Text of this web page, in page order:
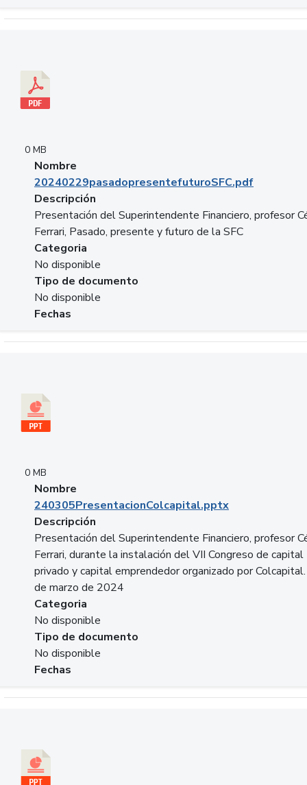
0 MB
Nombre
20240229pasadopresentefuturoSFC.pdf
Descripción
Presentación del Superintendente Financiero, profesor
Ferrari, Pasado, presente y futuro de la SFC
Categoria
No disponible
Tipo de documento
No disponible
Fechas
0 MB
Nombre
240305PresentacionColcapital.pptx
Descripción
Presentación del Superintendente Financiero, profesor
Ferrari, durante la instalación del VII Congreso de capital
privado y capital emprendedor organizado por
de marzo de 2024
Categoria
No disponible
Tipo de documento
No disponible
Fechas